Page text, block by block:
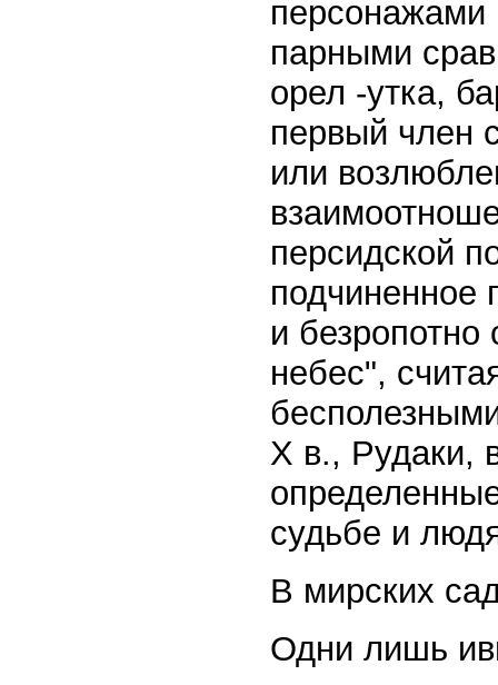
персонажами
парными
орел -утка,
первый член
или
персидской
подчиненное
и
небес",
Х в., Рудаки,
судьбе и
В мирских
Одни лишь